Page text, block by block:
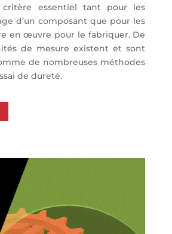
essentiel tant pour les
d’un composant que pour les
en œuvre pour le fabriquer. De
de mesure existent et sont
de nombreuses méthodes
de dureté.